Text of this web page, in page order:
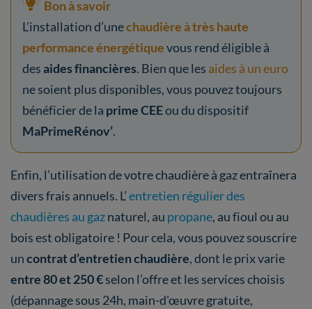
Bon à savoir
L’installation d’unechaudière à très haute
performance énergétiquevous rend éligible à
desaides financières. Bien que les aides à un euro
ne soient plus disponibles, vous pouvez toujours
bénéficier de la prime CEEou du dispositif
MaPrimeRénov’.
Enfin, l’utilisation de votre chaudière à gaz entraînera
divers frais annuels. L’entretien régulier des
chaudières au gaznaturel, au propane, au fioul ou au
bois est obligatoire ! Pour cela, vous pouvez souscrire
uncontrat d’entretien chaudière, dont le prix varie
entre 80 et 250 €selon l’offre et les services choisis
(dépannage sous 24h, main-d'œuvre gratuite,